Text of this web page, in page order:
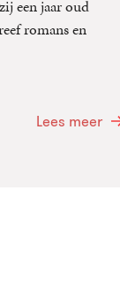
een jaar oud
romans en
Lees meer